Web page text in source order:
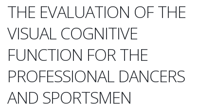
THE EVALUATION OF THE
VISUAL COGNITIVE
FUNCTION FOR THE
PROFESSIONAL DANCERS
AND SPORTSMEN